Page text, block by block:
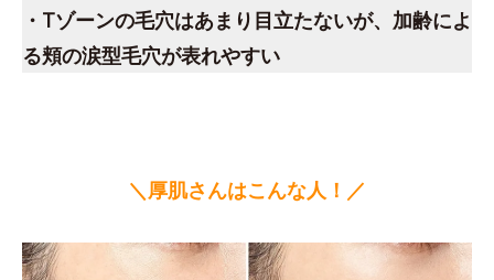
・Tゾーンの毛穴はあまり目立たないが、加齢によ
る頬の涙型毛穴が表れやすい
＼厚肌さんはこんな人！／